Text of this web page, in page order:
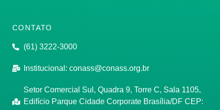
CONTATO
(61) 3222-3000
Institucional: conass@conass.org.br
Setor Comercial Sul, Quadra 9, Torre C, Sala 1105,
Edifício Parque Cidade Corporate Brasília/DF CEP: